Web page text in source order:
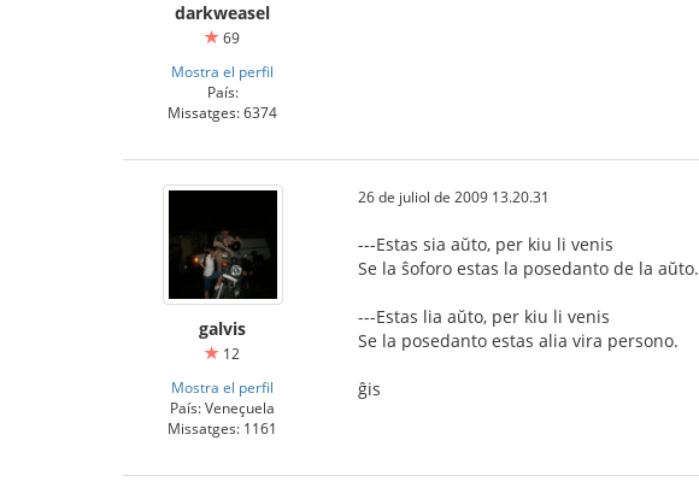
darkweasel
69
Mostra el perfil
País:
Missatges: 6374
galvis
12
Mostra el perfil
País: Veneçuela
Missatges: 1161
26 de juliol de 2009 13.20.31
---Estas sia aŭto, per kiu li venis
Se la ŝoforo estas la posedanto de la aŭto.
---Estas lia aŭto, per kiu li venis
Se la posedanto estas alia vira persono.
ĝis